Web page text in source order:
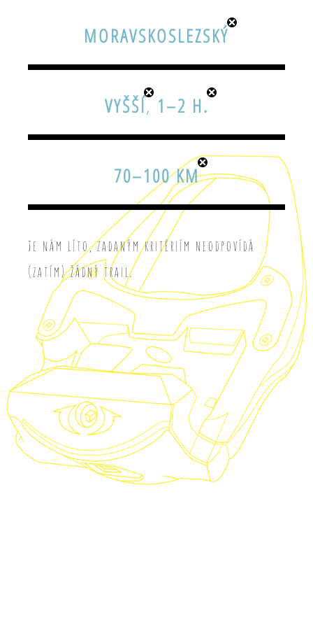
MORAVSKOSLEZSKÝ
VYŠŠÍ, 1–2 H.
70–100 KM
Je nám líto, zadaným kritériím neodpovídá
(zatím) žádný trail.